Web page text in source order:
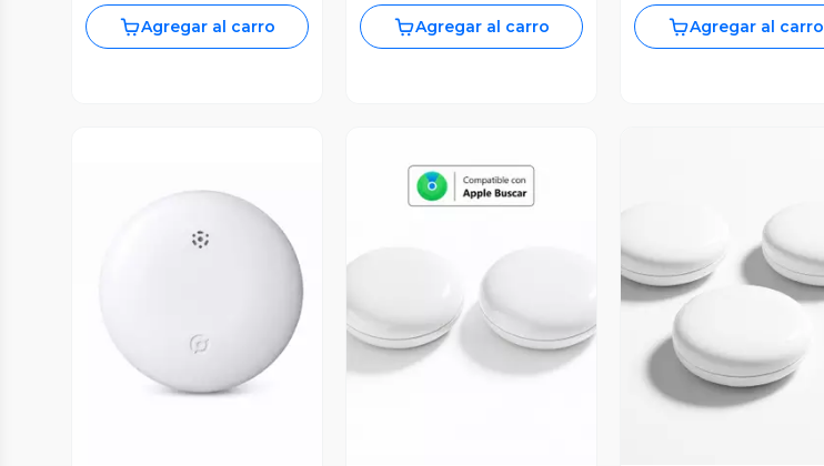
Agregar al carro Agregar al carro Agregar al carro
Vista Previa